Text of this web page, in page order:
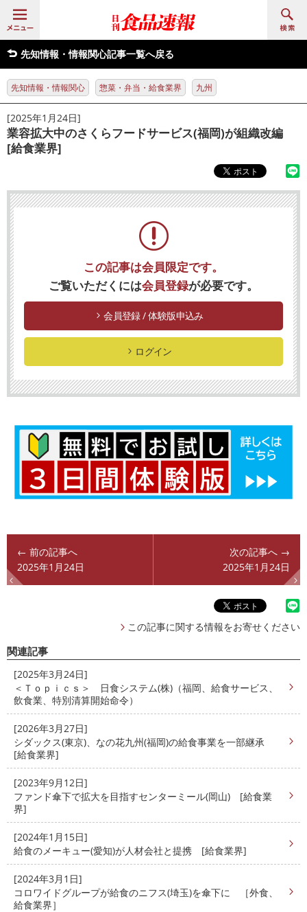
先知情報・情報関心記事一覧へ戻る
先知情報・情報関心 惣菜・弁当・給食業界 九州
[2025年1月24日]
業容拡大中のさくらフードサービス(福岡)が組織改編
[給食業界]
この記事は会員限定です。
ご覧いただくには会員登録が必要です。
会員登録 / 体験版申込み
ログイン
← 前の記事へ
2025年1月24日
次の記事へ →
2025年1月24日
この記事に関する情報をお寄せください
関連記事
[2025年3月24日]
＜Ｔｏｐｉｃｓ＞ 日食システム(株)（福岡、給食サービス、
飲食業、特別清算開始命令）
[2026年3月27日]
シダックス(東京)、なの花九州(福岡)の給食事業を一部継承
[給食業界]
[2023年9月12日]
ファンド傘下で拡大を目指すセンターミール(岡山) [給食業
界]
[2024年1月15日]
給食のメーキュー(愛知)が人材会社と提携 [給食業界]
[2024年3月1日]
コロワイドグループが給食のニフス(埼玉)を傘下に ［外食、
給食業界］